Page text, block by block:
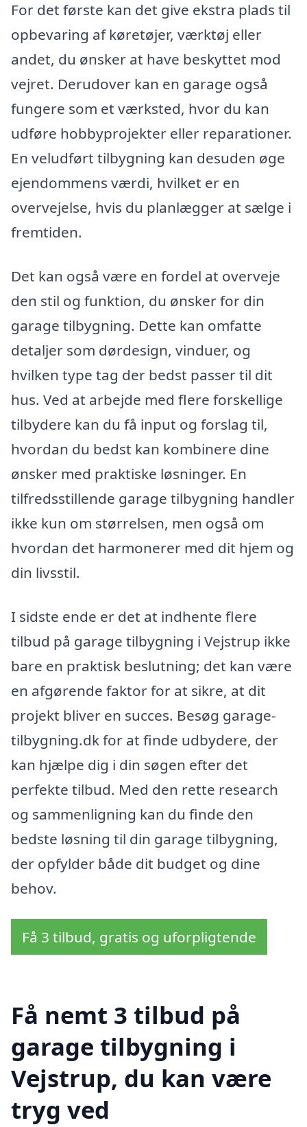
For det første kan det give ekstra plads til
opbevaring af køretøjer, værktøj eller
andet, du ønsker at have beskyttet mod
vejret. Derudover kan en garage også
fungere som et værksted, hvor du kan
udføre hobbyprojekter eller reparationer.
En veludført tilbygning kan desuden øge
ejendommens værdi, hvilket er en
overvejelse, hvis du planlægger at sælge i
fremtiden.
Det kan også være en fordel at overveje
den stil og funktion, du ønsker for din
garage tilbygning. Dette kan omfatte
detaljer som dørdesign, vinduer, og
hvilken type tag der bedst passer til dit
hus. Ved at arbejde med flere forskellige
tilbydere kan du få input og forslag til,
hvordan du bedst kan kombinere dine
ønsker med praktiske løsninger. En
tilfredsstillende garage tilbygning handler
ikke kun om størrelsen, men også om
hvordan det harmonerer med dit hjem og
din livsstil.
I sidste ende er det at indhente flere
tilbud på garage tilbygning i Vejstrup ikke
bare en praktisk beslutning; det kan være
en afgørende faktor for at sikre, at dit
projekt bliver en succes. Besøg garage-
tilbygning.dk for at finde udbydere, der
kan hjælpe dig i din søgen efter det
perfekte tilbud. Med den rette research
og sammenligning kan du finde den
bedste løsning til din garage tilbygning,
der opfylder både dit budget og dine
behov.
Få 3 tilbud, gratis og uforpligtende
Få nemt 3 tilbud på
garage tilbygning i
Vejstrup, du kan være
tryg ved